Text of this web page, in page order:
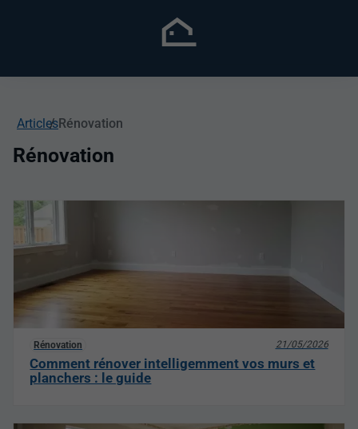
ArticlesRénovation
Rénovation
Rénovation 21/05/2026
Comment rénover intelligemment vos murs et
planchers : le guide